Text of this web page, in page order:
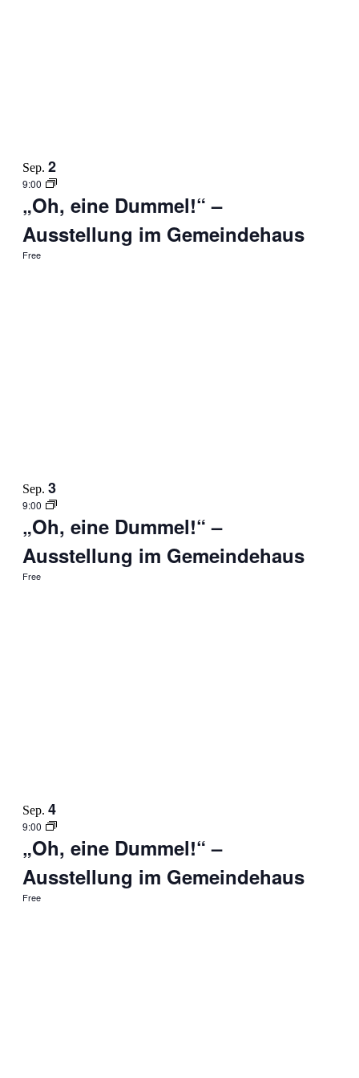
Sep. 2
9:00
„Oh, eine Dummel!“ –
Ausstellung im Gemeindehaus
Free
Sep. 3
9:00
„Oh, eine Dummel!“ –
Ausstellung im Gemeindehaus
Free
Sep. 4
9:00
„Oh, eine Dummel!“ –
Ausstellung im Gemeindehaus
Free